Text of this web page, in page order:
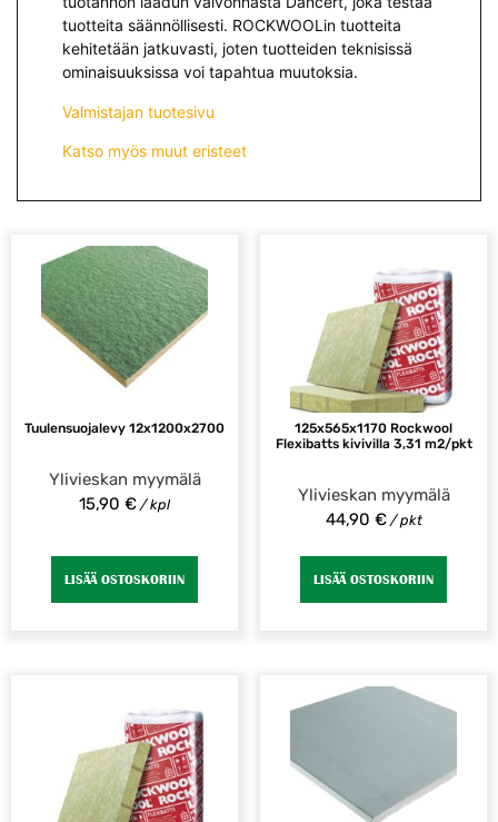
tuotteita säännöllisesti. ROCKWOOLin tuotteita
kehitetään jatkuvasti, joten tuotteiden teknisissä
ominaisuuksissa voi tapahtua muutoksia.
Valmistajan tuotesivu
Katso myös muut eristeet
Tuulensuojalevy 12x1200x2700
Ylivieskan myymälä
15,90 € / kpl
LISÄÄ OSTOSKORIIN
125x565x1170 Rockwool
Flexibatts kivivilla 3,31 m2/pkt
Ylivieskan myymälä
44,90 €/ pkt
LISÄÄ OSTOSKORIIN